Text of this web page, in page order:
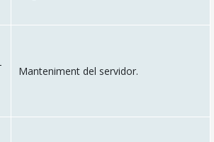
Manteniment del servidor.